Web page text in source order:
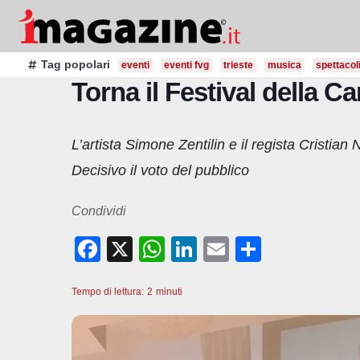
Salta
contenutoTag popolari eventi eventi fvg trieste musica spettacoli
Torna il Festival della
L’artista Simone Zentilin e il regista Cristian
Decisivo il voto del pubblico
Condividi
F
c
e
b
X
W
at
Li
e
E
di
Tempo di lettura: 2 minuti